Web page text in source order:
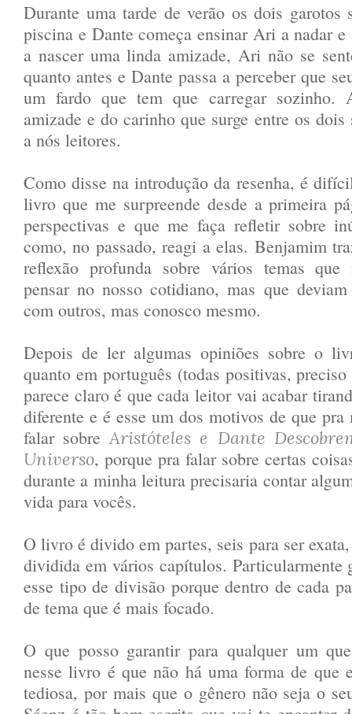
Durante uma tarde de verão os dois garotos
piscina e Dante começa ensinar Ari a nadar
a nascer uma linda amizade, Ari não se
quanto antes e Dante passa a perceber que
um fardo que tem que carregar sozinho.
amizade e do carinho que surge entre os dois
a nós leitores.
Como disse na introdução da resenha, é
livro que me surpreende desde a primeira
perspectivas e que me faça refletir sobre
como, no passado, reagi a elas. Benjamim
reflexão profunda sobre vários temas que
pensar no nosso cotidiano, mas que
com outros, mas conosco mesmo.
Depois de ler algumas opiniões sobre o
quanto em português (todas positivas,
parece claro é que cada leitor vai acabar
diferente e é esse um dos motivos de que
falar sobreAristóteles e Dante
Universo, porque pra falar sobre certas
durante a minha leitura precisaria contar
vida para vocês.
O livro é divido em partes, seis para ser
dividida em vários capítulos. Particularmente
esse tipo de divisão porque dentro de cada
de tema que é mais focado.
O que posso garantir para qualquer um
nesse livro é que não há uma forma de que
tediosa, por mais que o gênero não seja o